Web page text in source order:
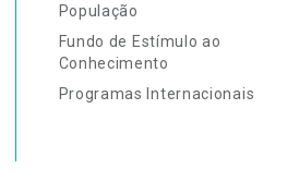
População
Fundo de Estímulo ao
Conhecimento
Programas Internacionais